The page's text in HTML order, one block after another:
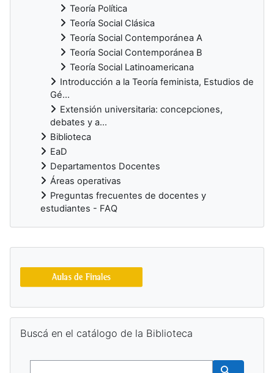
Teoría Política
Teoría Social Clásica
Teoría Social Contemporánea A
Teoría Social Contemporánea B
Teoría Social Latinoamericana
Introducción a la Teoría feminista, Estudios de
Gé...
Extensión universitaria: concepciones,
debates y a...
Biblioteca
EaD
Departamentos Docentes
Áreas operativas
Preguntas frecuentes de docentes y
estudiantes - FAQ
Bloques suplementarios
Buscá en el catálogo de la Biblioteca